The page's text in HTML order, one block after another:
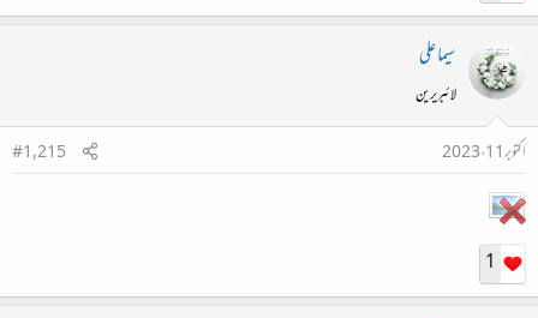
سیما علی
لائبریرین
اکتوبر 11، 2023
#1,215
1